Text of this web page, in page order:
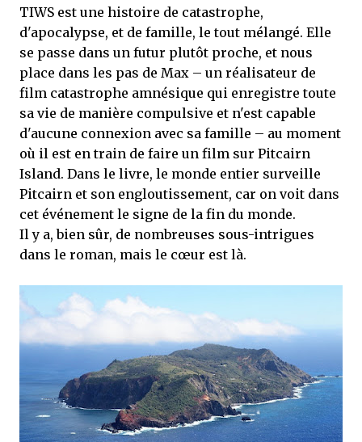
TIWS est une histoire de catastrophe,
d'apocalypse, et de famille, le tout mélangé. Elle
se passe dans un futur plutôt proche, et nous
place dans les pas de Max – un réalisateur de
film catastrophe amnésique qui enregistre toute
sa vie de manière compulsive et n'est capable
d'aucune connexion avec sa famille – au moment
où il est en train de faire un film sur Pitcairn
Island. Dans le livre, le monde entier surveille
Pitcairn et son engloutissement, car on voit dans
cet événement le signe de la fin du monde.
Il y a, bien sûr, de nombreuses sous-intrigues
dans le roman, mais le cœur est là.